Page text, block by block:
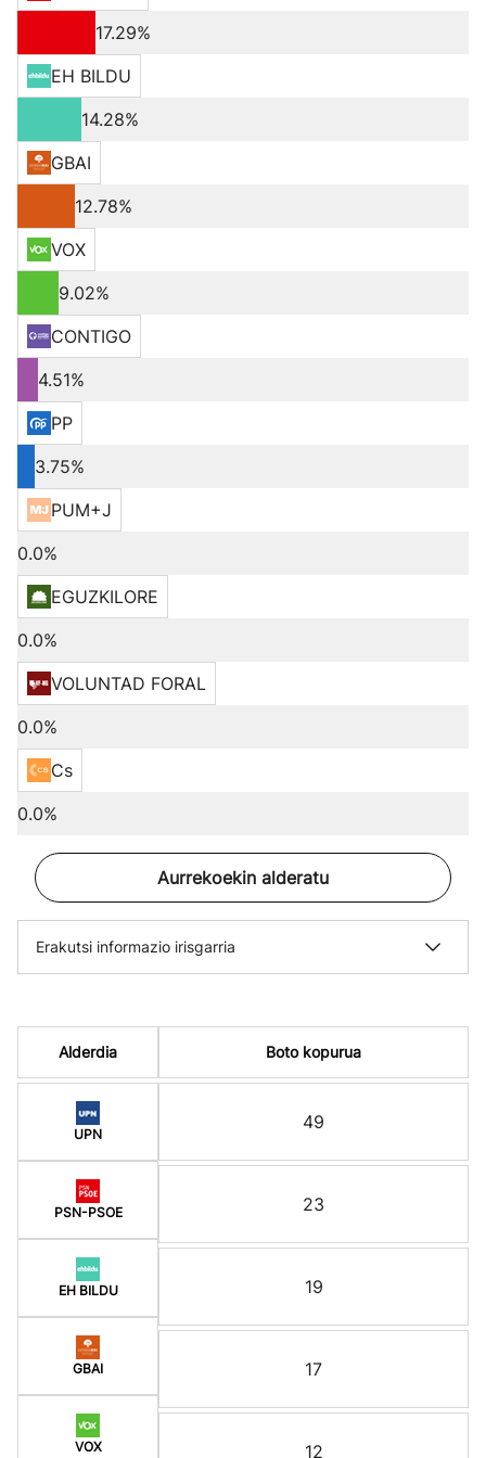
17.29%
EH BILDU
14.28%
GBAI
12.78%
VOX
9.02%
CONTIGO
4.51%
PP
3.75%
PUM+J
0.0%
EGUZKILORE
0.0%
VOLUNTAD FORAL
0.0%
Cs
0.0%
Aurrekoekin alderatu
Erakutsi informazio irisgarria
Alderdia
UPN
PSN-PSOE
EH BILDU
GBAI
VOX
Boto kopurua
49
23
19
17
12